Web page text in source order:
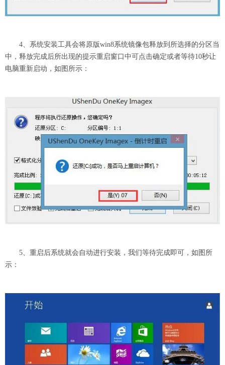
4、系统安装工具会将原版win8系统镜像包释放到所选择的分区当
中，释放完成后所出现的提示重启窗口中可点击确定或者等待10秒让
电脑重新启动，如图所示：
5、重启后系统就会自动进行安装，我们等待完成即可，如图所
示：